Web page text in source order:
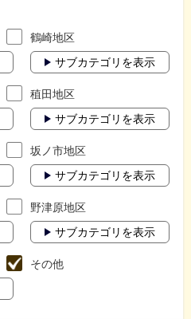
鶴崎地区
サブカテゴリを表示
稙田地区
サブカテゴリを表示
坂ノ市地区
サブカテゴリを表示
野津原地区
サブカテゴリを表示
その他